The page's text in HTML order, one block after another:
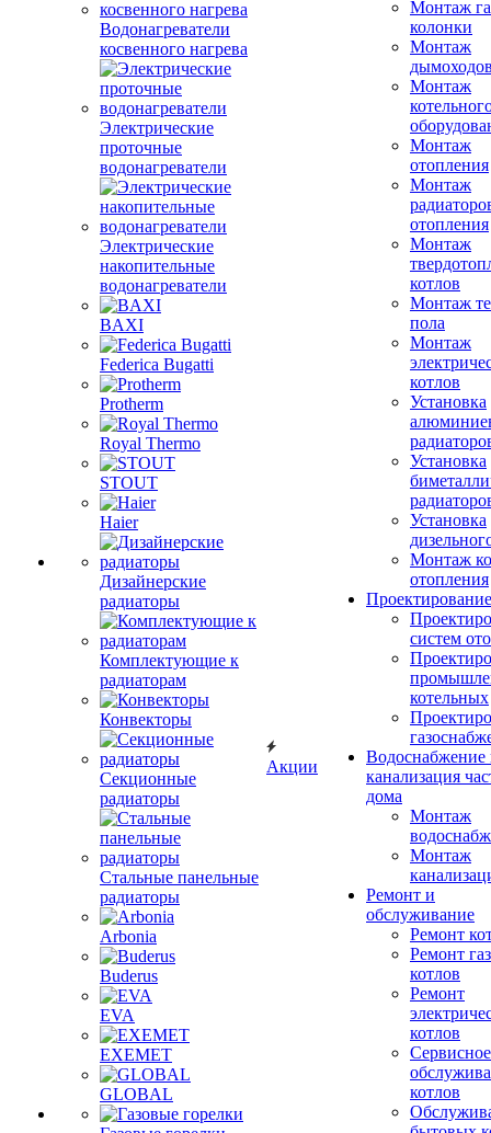
Водонагреватели
косвенного нагрева
Электрические
проточные
водонагреватели
Электрические
накопительные
водонагреватели
BAXI
Federica Bugatti
Protherm
Royal Thermo
STOUT
Haier
Дизайнерские
радиаторы
Комплектующие к
радиаторам
Конвекторы
Секционные
радиаторы
Стальные панельные
радиаторы
Arbonia
Buderus
EVA
EXEMET
GLOBAL
Акции
Монтаж
колонки
Монтаж
Монтаж
Монтаж
отопления
Монтаж
отопления
Монтаж
котлов
Монтаж
пола
Монтаж
котлов
Установка
Установка
Установка
Монтаж
отопления
Проектирование
систем
котельных
Водоснабжение
канализация
дома
Монтаж
Монтаж
Ремонт и
обслуживание
Ремонт
Ремонт
котлов
Ремонт
котлов
Сервисное
котлов